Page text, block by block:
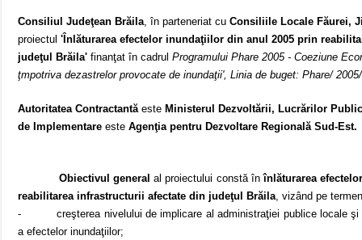
Consiliul Judeţean Brăila, în parteneriat cuConsiliile Locale Făurei,
proiectul'Înlăturarea efectelor inundaţiilor din anul 2005 prin
judeţul Brăila' finanţat în cadrulProgramului Phare 2005 - Coeziune
ţmpotriva dezastrelor provocate de inundaţii', Linia de buget: Phare/
Autoritatea Contractantăeste Ministerul Dezvoltării, Lucrărilor
de Implementare esteAgenţia pentru Dezvoltare Regională Sud-Est.
Obiectivul general al proiectului constă înînlăturarea
reabilitarea infrastructurii afectate din judeţul Brăila, vizând pe
-
creşterea nivelului de implicare al administraţiei publice locale
a efectelor inundaţiilor;